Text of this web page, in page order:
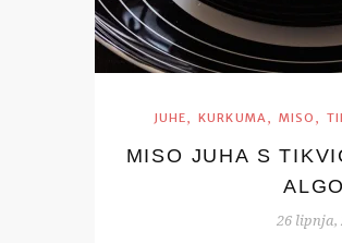
JUHE, KURKUMA , MISO ,
MISO JUHA S
26 lipnja,